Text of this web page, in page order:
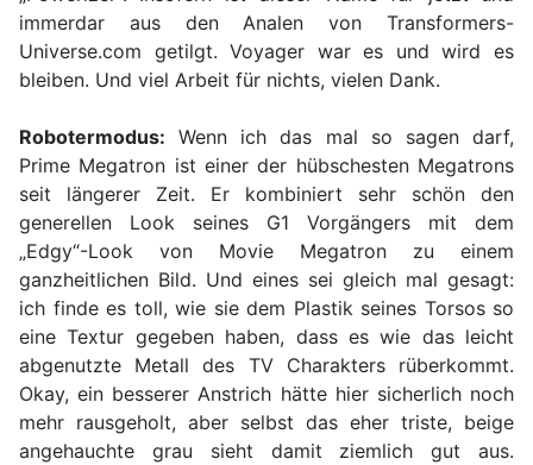
immerdar aus den Analen von Transformers-
Universe.com getilgt. Voyager war es und wird es
bleiben. Und viel Arbeit für nichts, vielen Dank.
Robotermodus: Wenn ich das mal so sagen darf,
Prime Megatron ist einer der hübschesten Megatrons
seit längerer Zeit. Er kombiniert sehr schön den
generellen Look seines G1 Vorgängers mit dem
„Edgy“-Look von Movie Megatron zu einem
ganzheitlichen Bild. Und eines sei gleich mal gesagt:
ich finde es toll, wie sie dem Plastik seines Torsos so
eine Textur gegeben haben, dass es wie das leicht
abgenutzte Metall des TV Charakters rüberkommt.
Okay, ein besserer Anstrich hätte hier sicherlich noch
mehr rausgeholt, aber selbst das eher triste, beige
angehauchte grau sieht damit ziemlich gut aus.